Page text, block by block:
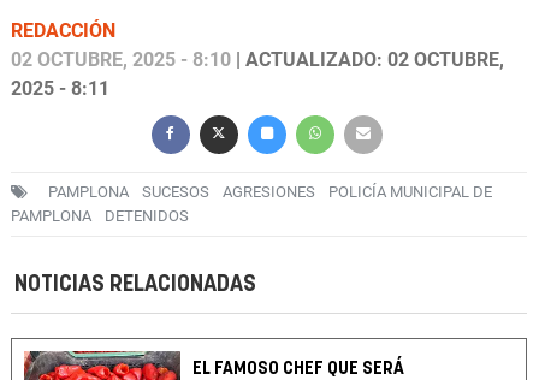
REDACCIÓN
02 OCTUBRE, 2025 - 8:10 | ACTUALIZADO: 02 OCTUBRE,
2025 - 8:11
PAMPLONA SUCESOS AGRESIONES
POLICÍA MUNICIPAL DE
PAMPLONA
DETENIDOS
NOTICIAS RELACIONADAS
EL FAMOSO CHEF QUE SERÁ